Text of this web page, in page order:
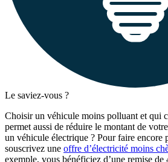
Le saviez-vous ?
Choisir un véhicule moins polluant et qui
permet aussi de réduire le montant de
un véhicule électrique ? Pour faire encore
souscrivez une offre d’électricité moins
exemple, vous bénéficiez d’une remise de